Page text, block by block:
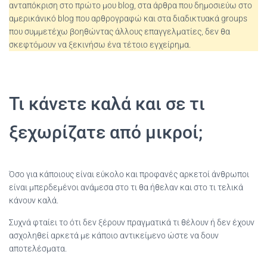
ανταπόκριση στο πρώτο μου blog, στα άρθρα που δημοσιεύω στο
αμερικάνικό blog που αρθρογραφώ και στα διαδικτυακά groups
που συμμετέχω βοηθώντας άλλους επαγγελματίες, δεν θα
σκεφτόμουν να ξεκινήσω ένα τέτοιο εγχείρημα.
Τι κάνετε καλά και σε τι
ξεχωρίζατε από μικροί;
Όσο για κάποιους είναι εύκολο και προφανές αρκετοί άνθρωποι
είναι μπερδεμένοι ανάμεσα στο τι θα ήθελαν και στο τι τελικά
κάνουν καλά.
Συχνά φταίει το ότι δεν ξέρουν πραγματικά τι θέλουν ή δεν έχουν
ασχοληθεί αρκετά με κάποιο αντικείμενο ώστε να δουν
αποτελέσματα.